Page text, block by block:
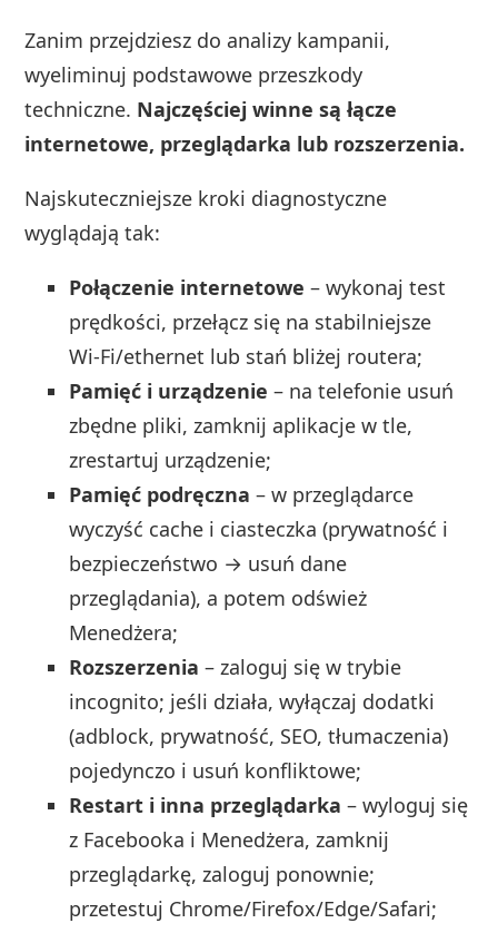
Zanim przejdziesz do analizy kampanii,
wyeliminuj podstawowe przeszkody
techniczne. Najczęściej winne są łącze
internetowe, przeglądarka lub rozszerzenia.
Najskuteczniejsze kroki diagnostyczne
wyglądają tak:
Połączenie internetowe – wykonaj test
prędkości, przełącz się na stabilniejsze
Wi‑Fi/ethernet lub stań bliżej routera;
Pamięć i urządzenie – na telefonie usuń
zbędne pliki, zamknij aplikacje w tle,
zrestartuj urządzenie;
Pamięć podręczna – w przeglądarce
wyczyść cache i ciasteczka (prywatność i
bezpieczeństwo → usuń dane
przeglądania), a potem odśwież
Menedżera;
Rozszerzenia – zaloguj się w trybie
incognito; jeśli działa, wyłączaj dodatki
(adblock, prywatność, SEO, tłumaczenia)
pojedynczo i usuń konfliktowe;
Restart i inna przeglądarka – wyloguj się
z Facebooka i Menedżera, zamknij
przeglądarkę, zaloguj ponownie;
przetestuj Chrome/Firefox/Edge/Safari;